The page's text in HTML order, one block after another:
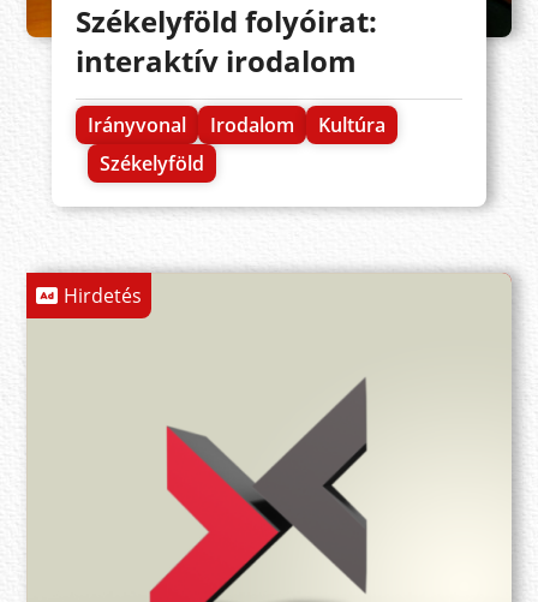
Székelyföld folyóirat:
interaktív irodalom
Irányvonal Irodalom
Kultúra
Székelyföld
Hirdetés